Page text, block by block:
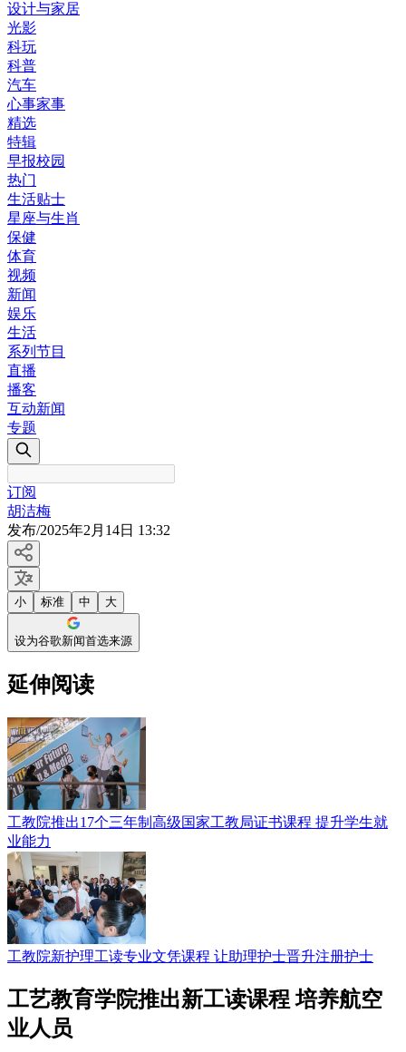
设计与家居
光影
科玩
科普
汽车
心事家事
精选
特辑
早报校园
热门
生活贴士
星座与生肖
保健
体育
视频
新闻
娱乐
生活
系列节目
直播
播客
互动新闻
专题
订阅
胡洁梅
发布/2025年2月14日 13:32
小 标准 中 大
设为谷歌新闻首选来源
延伸阅读
工教院推出17个三年制高级国家工教局证书课程 提升学生就
业能力
工教院新护理工读专业文凭课程 让助理护士晋升注册护士
工艺教育学院推出新工读课程 培养航空
业人员